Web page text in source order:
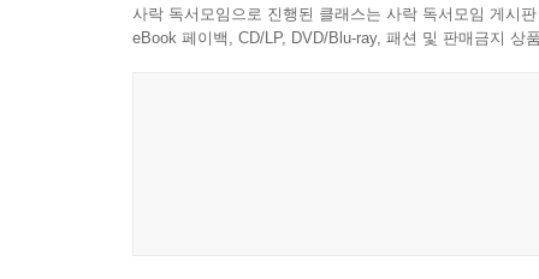
사락 독서모임으로 진행된 클래스는 사락 독서모임 게시
eBook 페이백, CD/LP, DVD/Blu-ray, 패션 및 판매금지 상